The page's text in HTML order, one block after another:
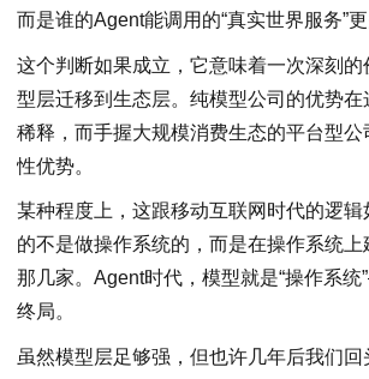
而是谁的Agent能调用的“真实世界服务”更
这个判断如果成立，它意味着一次深刻
型层迁移到生态层。纯模型公司的优势
稀释，而手握大规模消费生态的平台型公
性优势。
某种程度上，这跟移动互联网时代的逻辑
的不是做操作系统的，而是在操作系统
那几家。Agent时代，模型就是“操作系
终局。
虽然模型层足够强，但也许几年后我们